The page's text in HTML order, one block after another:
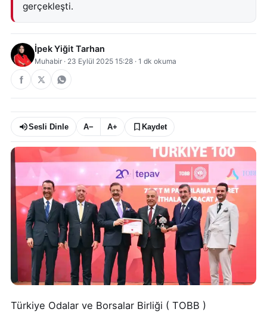
gerçekleşti.
İpek Yiğit Tarhan
Muhabir · 23 Eylül 2025 15:28 · 1 dk okuma
Sesli Dinle A− A+ Kaydet
Türkiye Odalar ve Borsalar Birliği ( TOBB )